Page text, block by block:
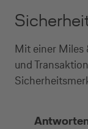
Mit einer Miles
und